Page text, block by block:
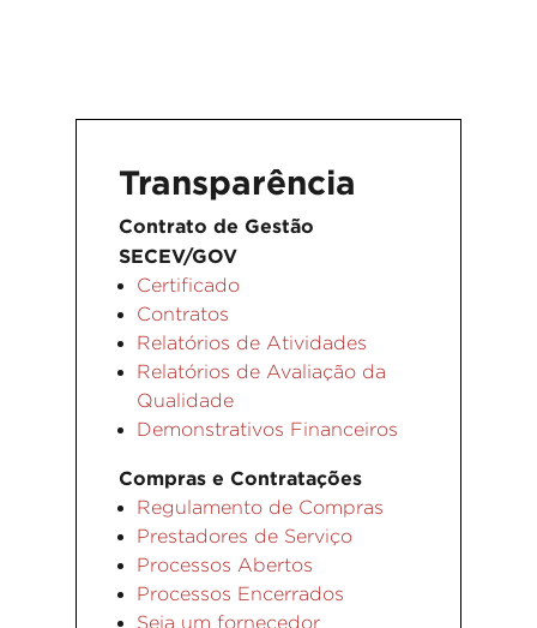
Transparência
Contrato de Gestão
SECEV/GOV
Certificado
Contratos
Relatórios de Atividades
Relatórios de Avaliação da
Qualidade
Demonstrativos Financeiros
Compras e Contratações
Regulamento de Compras
Prestadores de Serviço
Processos Abertos
Processos Encerrados
Seja um fornecedor